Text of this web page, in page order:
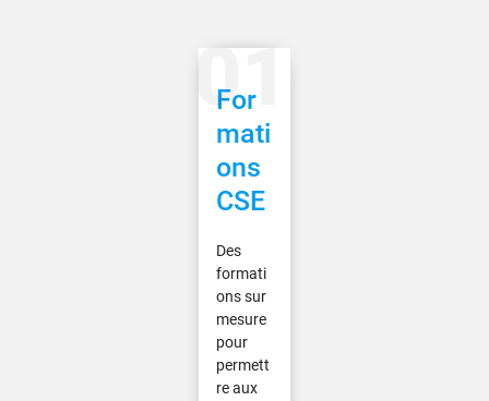
For
mati
ons
CSE
Des
formati
ons sur
mesure
pour
permett
re aux